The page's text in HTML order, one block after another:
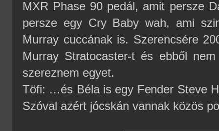
MXR Phase 90 pedál, amit persze
persze egy Cry Baby wah, ami
Murray cuccának is. Szerencsére
Murray Stratocaster-t és ebből
szereznem egyet.
Töfi: …és Béla is egy Fender Steve
Szóval azért jócskán vannak közös